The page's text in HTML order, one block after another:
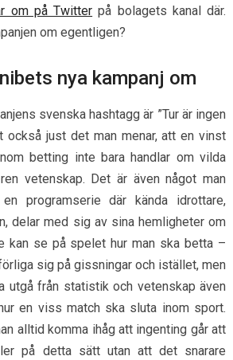
om på Twitter på bolagets kanal där.
om egentligen?
nya kampanj om
svenska hashtagg är ”Tur är ingen
också just det man menar, att en vinst
betting inte bara handlar om vilda
vetenskap. Det är även något man
programserie där kända idrottare,
delar med sig av sina hemligheter om
kan se på spelet hur man ska betta –
sig på gissningar och istället, men
utgå från statistik och vetenskap även
en viss match ska sluta inom sport.
alltid komma ihåg att ingenting går att
på detta sätt utan att det snarare